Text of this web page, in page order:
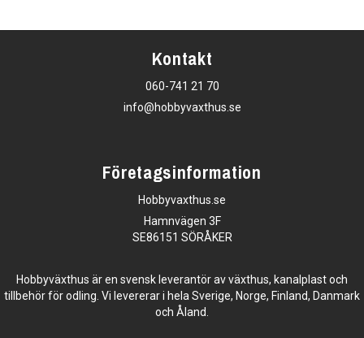
Kontakt
060-741 21 70
info@hobbyvaxthus.se
Företagsinformation
Hobbyvaxthus.se
Hamnvägen 3F
SE86151 SÖRÅKER
Hobbyväxthus är en svensk leverantör av växthus, kanalplast och
tillbehör för odling. Vi levererar i hela Sverige, Norge, Finland, Danmark
och Åland.